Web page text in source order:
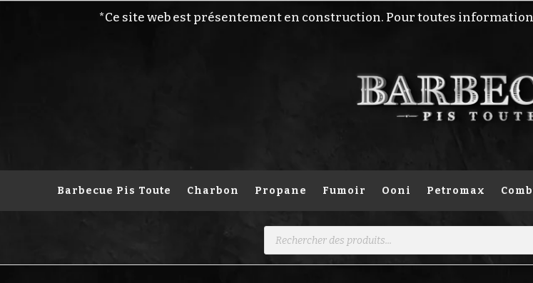
*Ce site web est présentement en construction. Pour toutes
Barbecue Pis Toute Charbon Propane Fumoir Ooni Petromax
Recherche